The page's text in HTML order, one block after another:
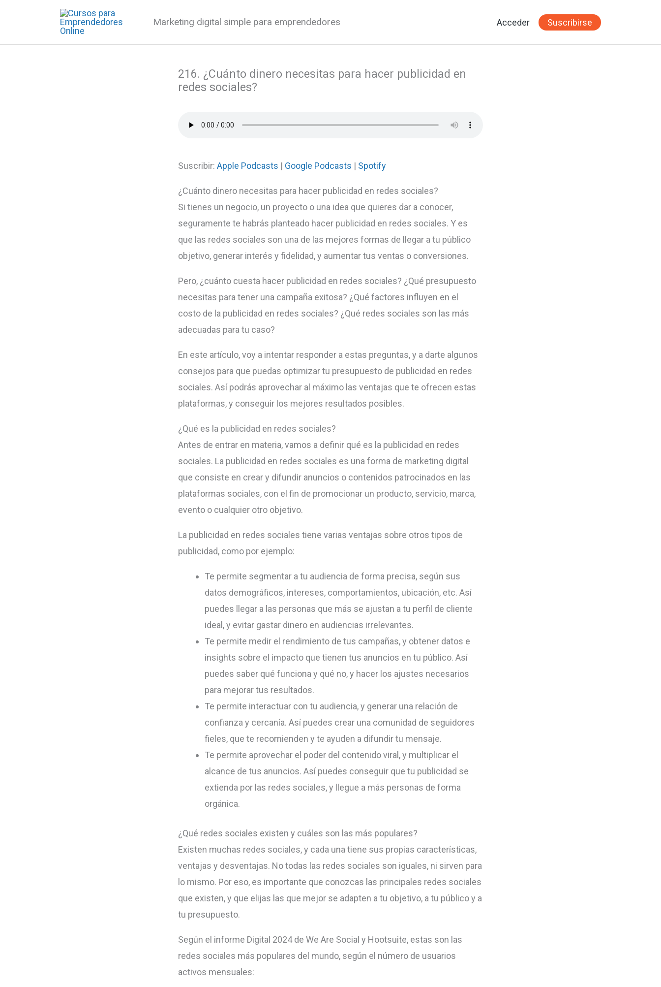
Marketing digital simple para emprendedores Acceder Suscribirse
216. ¿Cuánto dinero necesitas para hacer publicidad en
redes sociales?
Suscribir:Apple Podcasts | Google Podcasts | Spotify
¿Cuánto dinero necesitas para hacer publicidad en redes sociales?
Si tienes un negocio, un proyecto o una idea que quieres dar a conocer,
seguramente te habrás planteado hacer publicidad en redes sociales. Y es
que las redes sociales son una de las mejores formas de llegar a tu público
objetivo, generar interés y fidelidad, y aumentar tus ventas o conversiones.
Pero, ¿cuánto cuesta hacer publicidad en redes sociales? ¿Qué presupuesto
necesitas para tener una campaña exitosa? ¿Qué factores influyen en el
costo de la publicidad en redes sociales? ¿Qué redes sociales son las más
adecuadas para tu caso?
En este artículo, voy a intentar responder a estas preguntas, y a darte algunos
consejos para que puedas optimizar tu presupuesto de publicidad en redes
sociales. Así podrás aprovechar al máximo las ventajas que te ofrecen estas
plataformas, y conseguir los mejores resultados posibles.
¿Qué es la publicidad en redes sociales?
Antes de entrar en materia, vamos a definir qué es la publicidad en redes
sociales. La publicidad en redes sociales es una forma de marketing digital
que consiste en crear y difundir anuncios o contenidos patrocinados en las
plataformas sociales, con el fin de promocionar un producto, servicio, marca,
evento o cualquier otro objetivo.
La publicidad en redes sociales tiene varias ventajas sobre otros tipos de
publicidad, como por ejemplo:
Te permite segmentar a tu audiencia de forma precisa, según sus
datos demográficos, intereses, comportamientos, ubicación, etc. Así
puedes llegar a las personas que más se ajustan a tu perfil de cliente
ideal, y evitar gastar dinero en audiencias irrelevantes.
Te permite medir el rendimiento de tus campañas, y obtener datos e
insights sobre el impacto que tienen tus anuncios en tu público. Así
puedes saber qué funciona y qué no, y hacer los ajustes necesarios
para mejorar tus resultados.
Te permite interactuar con tu audiencia, y generar una relación de
confianza y cercanía. Así puedes crear una comunidad de seguidores
fieles, que te recomienden y te ayuden a difundir tu mensaje.
Te permite aprovechar el poder del contenido viral, y multiplicar el
alcance de tus anuncios. Así puedes conseguir que tu publicidad se
extienda por las redes sociales, y llegue a más personas de forma
orgánica.
¿Qué redes sociales existen y cuáles son las más populares?
Existen muchas redes sociales, y cada una tiene sus propias características,
ventajas y desventajas. No todas las redes sociales son iguales, ni sirven para
lo mismo. Por eso, es importante que conozcas las principales redes sociales
que existen, y que elijas las que mejor se adapten a tu objetivo, a tu público y a
tu presupuesto.
Según el informe Digital 2024 de We Are Social y Hootsuite, estas son las
redes sociales más populares del mundo, según el número de usuarios
activos mensuales: